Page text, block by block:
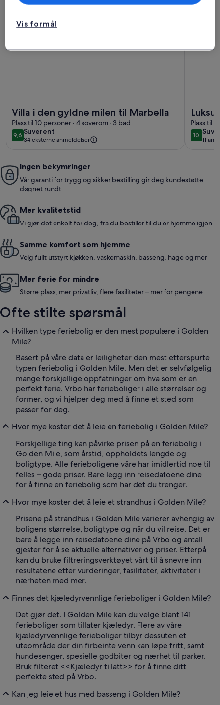
Villa i den gyldne milen til Marbella
Plass til 10 personer · 4 soverom · 3 bad
9,69,6 av 10
Suverent
suverent
34 eksterne anmeldelser
Bare
Plass til
1010 av 10
11
(11
Ingen bekymringer
Vår garanti for trygg og sikker bestilling gir deg kundestøtte
døgnet rundt
Mer kvalitetstid
Vi gjør det enkelt for deg, fra du bestiller til du er hjemme igjen
Samme komfort som hjemme
Velg fullt utstyrt kjøkken, vaskemaskin, basseng, hage og mer
Mer ferie for mindre
Større plass, mer privatliv, flere fasiliteter – mer for pengene
Ofte stilte spørsmål
Hvilken type feriebolig er den mest populære i Golden
Mile?
Basert på våre data er leiligheter den mest etterspurte
typen feriebolig i Golden Mile. Men det er selvfølgelig
mange forskjellige oppfatninger om hva som er en
perfekt ferie. Vrbo har ferieboliger i alle størrelser og
former, og vi hjelper deg med å finne et sted som
passer for deg.
Hvor mye koster det å leie en feriebolig i Golden Mile?
Forskjellige ting kan påvirke prisen på en feriebolig i
Golden Mile, som årstid, oppholdets lengde og
boligtype. Alle ferieboligene våre har imidlertid noe til
felles – gode priser. Bare legg inn reisedatoene dine
for å finne en feriebolig som har det du trenger.
Hvor mye koster det å leie et strandhus i Golden Mile?
Prisene på strandhus i Golden Mile varierer avhengig av
boligens størrelse, boligtype og når du vil reise. Det er
bare å legge inn reisedatoene dine på Vrbo og antall
gjester for å se aktuelle alternativer og priser. Etterpå
kan du bruke filtreringsverktøyet vårt til å snevre inn
resultatene etter vurderinger, fasiliteter, aktiviteter i
nærheten med mer.
Finnes det kjæledyrvennlige ferieboliger i Golden Mile?
Det gjør det. I Golden Mile kan du velge blant 141
ferieboliger som tillater kjæledyr. Flere av våre
kjæledyrvennlige ferieboliger tilbyr dessuten et
uteområde der din firbeinte venn kan løpe fritt, samt
hundesenger, spesielle godbiter og nærhet til parker.
Bruk filteret <<Kjæledyr tillatt>> for å finne ditt
perfekte sted på Vrbo.
Kan jeg leie et hus med basseng i Golden Mile?
Vis formål